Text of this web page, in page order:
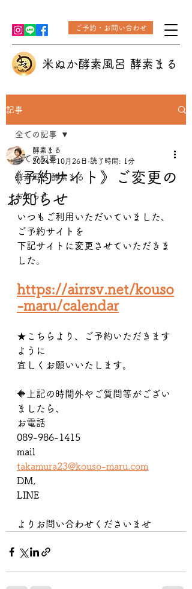
ご予約・お問い合わせ
米ぬか酵素風呂 酵素まる
記事
全ての記事
酵素風呂 酵素まる
お知らせ
全ての記事
《予約サイト》ご変更の
お知らせ
酵素まる
2024年10月26日 読了時間: 1分
いつもご利用いただいていました、
ご予約サイトを
下記サイトに変更させていただきま
した。
https://airrsv.net/kouso
-maru/calendar
★こちらより、ご予約いただきます
ように
宜しくお願いいたします。
🔶上記の時間外やご質問等がござい
ましたら、
お電話
089-986-1415
mail
takamura23@kouso-maru.com
DM,
LINE
よりお問い合わせくださいませ